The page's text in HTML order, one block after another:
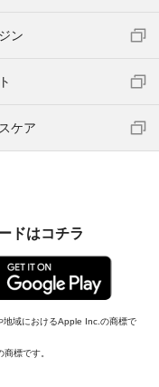
ン
ケア
ドはコチラ
域におけるApple Inc.の商標で
標です。